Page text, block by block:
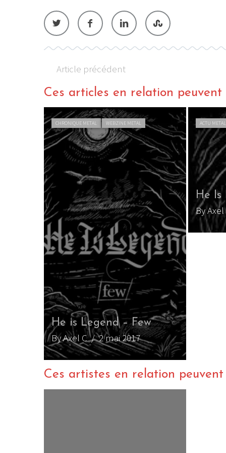
Article précédent
Ces articles en relation peuvent
CHRONIQUE METAL WEBZINE METAL
He is Legend – Few
By Axel C/ 2 mai 2017
ACTU METAL
He
By Axel
Ces artistes en relation peuvent
LE GROS RIFFIFI
LE GROS RIFFIFI –